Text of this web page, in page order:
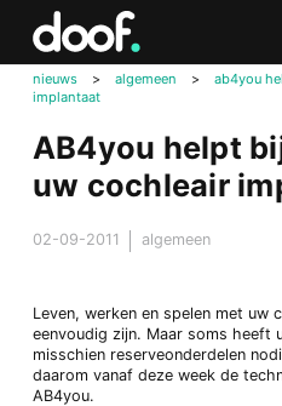
nieuws > algemeen >
ab4you
implantaat
AB4you helpt
uw cochleair
02-09-2011 algemeen
Leven, werken en spelen met uw
eenvoudig zijn. Maar soms heeft
misschien reserveonderdelen
daarom vanaf deze week de
AB4you.
Doof.nl